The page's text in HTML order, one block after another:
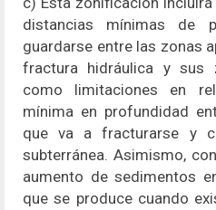
distancias mínimas de
guardarse entre las zonas
fractura hidráulica y sus
como limitaciones en
mínima en profundidad
que va a fracturarse y
subterránea. Asimismo,
aumento de sedimentos
que se produce cuando